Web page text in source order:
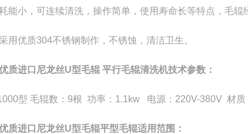
能小，可连续清洗，操作简单，使用寿命长等特点，毛辊
用优质304不锈钢制作，不锈蚀，清洁卫生。
质进口尼龙丝U型毛辊 平行毛辊清洗机技术参数 ：
型 毛辊数：9根 功率：1.1kw 电源：220V-380V 材质
质进口尼龙丝U型毛辊平型毛辊适用范围：